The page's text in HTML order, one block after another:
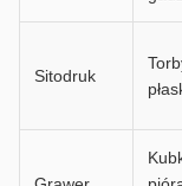
Sitodruk